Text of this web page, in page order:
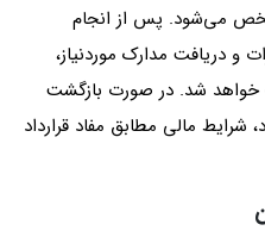
می‌شود. پس از انجام
و دریافت مدارک موردنیاز،
خواهد شد. در صورت بازگشت
شرایط مالی مطابق مفاد قرارداد